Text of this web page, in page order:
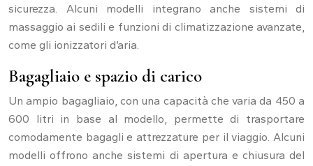
sicurezza. Alcuni modelli integrano anche sistemi di
massaggio ai sedili e funzioni di climatizzazione avanzate,
come gli ionizzatori d’aria.
Bagagliaio e spazio di carico
Un ampio bagagliaio, con una capacità che varia da 450 a
600 litri in base al modello, permette di trasportare
comodamente bagagli e attrezzature per il viaggio. Alcuni
modelli offrono anche sistemi di apertura e chiusura del